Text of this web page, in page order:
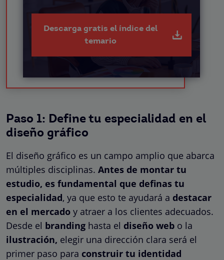
Descarga gratis el índice del
temario
Paso 1: Define tu especialidad en el
diseño gráfico
El diseño gráfico es un campo amplio que abarca
múltiples disciplinas. Antes de montar tu
estudio, es fundamental que definas tu
especialidad, ya que esto te ayudará a destacar
en el mercado y atraer a los clientes adecuados.
Desde el branding hasta el diseño web o la
ilustración, elegir una dirección clara será el
primer paso para construir tu identidad